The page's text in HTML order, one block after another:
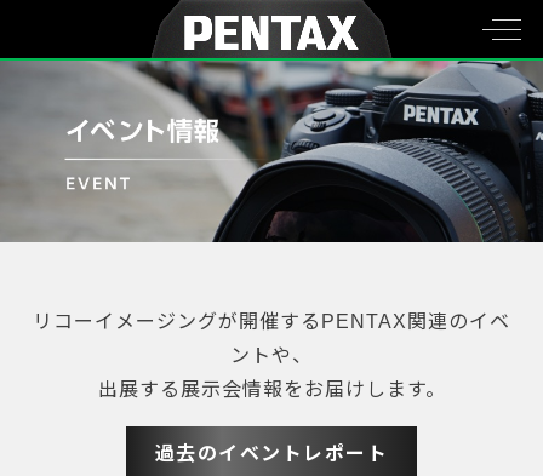
リコーイメージングが開催するPENTAX関連のイベ
ントや、
出展する展示会情報をお届けします。
過去のイベントレポート